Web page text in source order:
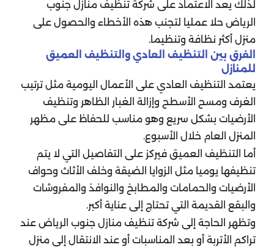
لذلك يعد الاعتماد على شركة تنظيف منازل جنوب
الرياض حلا عمليا لتجنب هذه الأخطاء والحصول على
منزل أكثر نظافة وتنظيما.
الفرق بين التنظيف العادي والتنظيف العميق
للمنازل
يعتمد التنظيف العادي على الأعمال اليومية مثل ترتيب
الغرف ومسح الأسطح وإزالة الغبار الظاهر وتنظيف
الأرضيات بشكل سريع وهو مناسب للحفاظ على مظهر
المنزل العام خلال الأسبوع.
أما التنظيف العميق فيركز على التفاصيل التي لا يتم
تنظيفها يوميا مثل الزوايا الضيقة وخلف الأثاث وحواف
الأرضيات والحمامات والمطابخ والنوافذ والمفروشات
والبقع القديمة التي تحتاج إلى عناية أكبر.
وتظهر الحاجة إلى شركة تنظيف منازل جنوب الرياض عند
تراكم الأتربة أو بعد المناسبات أو عند الانتقال إلى منزل